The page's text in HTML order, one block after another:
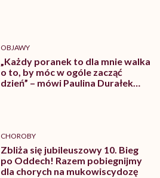
OBJAWY
„Każdy poranek to dla mnie walka
o to, by móc w ogóle zacząć
dzień” – mówi Paulina Durałek
CHOROBY
Zbliża się jubileuszowy 10. Bieg
po Oddech! Razem pobiegnijmy
dla chorych na mukowiscydozę